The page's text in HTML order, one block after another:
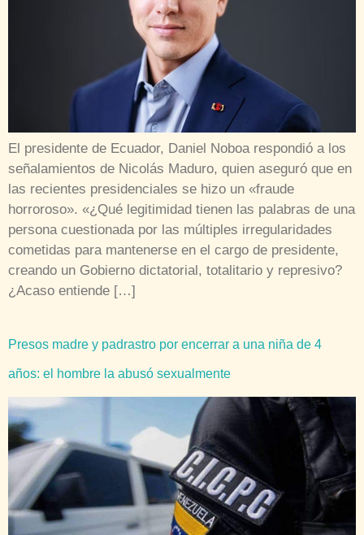
El presidente de Ecuador, Daniel Noboa respondió a los
señalamientos de Nicolás Maduro, quien aseguró que en
las recientes presidenciales se hizo un «fraude
horroroso». «¿Qué legitimidad tienen las palabras de una
persona cuestionada por las múltiples irregularidades
cometidas para mantenerse en el cargo de presidente,
creando un Gobierno dictatorial, totalitario y represivo?
¿Acaso entiende […]
Presos madre y padrastro por encerrar a una niña de 4
años: el hombre la abusó sexualmente